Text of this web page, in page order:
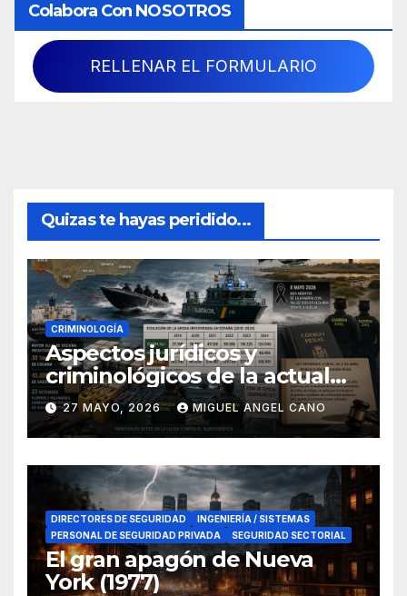
Colabora Con NOSOTROS
RELLENAR EL FORMULARIO
Quizas te hayas peridido...
CRIMINOLOGÍA
Aspectos jurídicos y
criminológicos de la actual
lucha contra el narcotráfico
en el sur de España
27 MAYO, 2026 MIGUEL ANGEL CANO
DIRECTORES DE SEGURIDAD
INGENIERÍA / SISTEMAS
PERSONAL DE SEGURIDAD PRIVADA
SEGURIDAD SECTORIAL
El gran apagón de Nueva
York (1977)